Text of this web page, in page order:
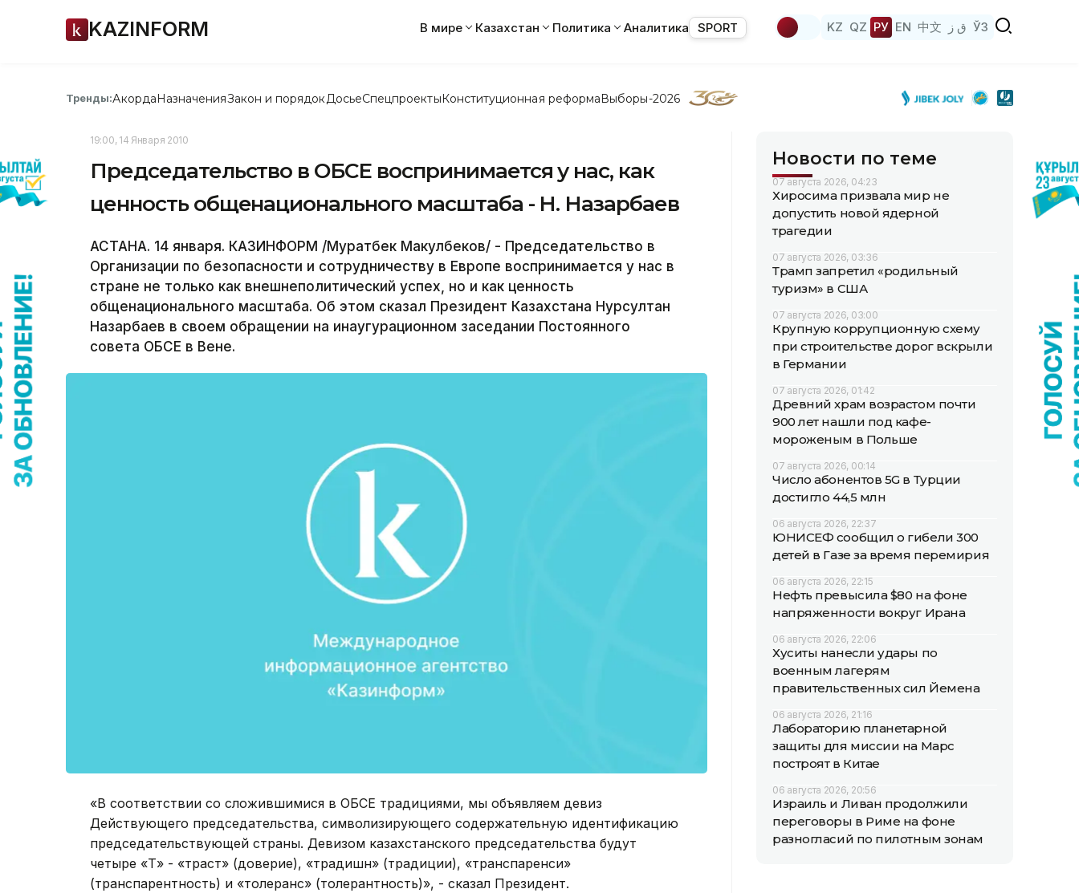
KAZINFORM В мире Казахстан Политика Аналитика SPORT KZ QZ РУ EN 中文 ق ز ЎЗ
Тренды:АкордаНазначенияЗакон и порядок ДосьеСпецпроектыКонституционная реформаВыборы-2026
19:00, 14 Января 2010
Председательство в ОБСЕ воспринимается у нас, как
ценность общенационального масштаба - Н. Назарбаев
АСТАНА. 14 января. КАЗИНФОРМ /Муратбек Макулбеков/ - Председательство в
Организации по безопасности и сотрудничеству в Европе воспринимается у нас в
стране не только как внешнеполитический успех, но и как ценность
общенационального масштаба. Об этом сказал Президент Казахстана Нурсултан
Назарбаев в своем обращении на инаугурационном заседании Постоянного
совета ОБСЕ в Вене.
«В соответствии со сложившимися в ОБСЕ традициями, мы объявляем девиз
Действующего председательства, символизирующего содержательную идентификацию
председательствующей страны. Девизом казахстанского председательства будут
четыре «Т» - «траст» (доверие), «традишн» (традиции), «транспаренси»
(транспарентность) и «толеранс» (толерантность)», - сказал Президент.
Новости по теме
07 августа 2026, 04:23
Хиросима призвала мир не
допустить новой ядерной
трагедии
07 августа 2026, 03:36
Трамп запретил «родильный
туризм» в США
07 августа 2026, 03:00
Крупную коррупционную схему
при строительстве дорог вскрыли
в Германии
07 августа 2026, 01:42
Древний храм возрастом почти
900 лет нашли под кафе-
мороженым в Польше
07 августа 2026, 00:14
Число абонентов 5G в Турции
достигло 44,5 млн
06 августа 2026, 22:37
ЮНИСЕФ сообщил о гибели 300
детей в Газе за время перемирия
06 августа 2026, 22:15
Нефть превысила $80 на фоне
напряженности вокруг Ирана
06 августа 2026, 22:06
Хуситы нанесли удары по
военным лагерям
правительственных сил Йемена
06 августа 2026, 21:16
Лабораторию планетарной
защиты для миссии на Марс
построят в Китае
06 августа 2026, 20:56
Израиль и Ливан продолжили
переговоры в Риме на фоне
разногласий по пилотным зонам